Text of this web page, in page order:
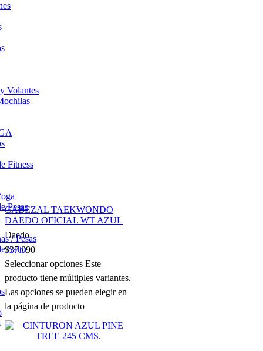
Volantes
Fitness
Pesas
/ Pesas
Salto
CABEZAL TAEKWONDO
DAEDO OFICIAL WT AZUL
Daedo
$37.990
Seleccionar opciones Este
producto tiene múltiples variantes.
Las opciones se pueden elegir en
la página de producto